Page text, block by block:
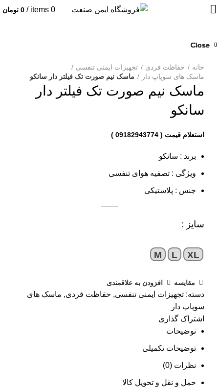
0
items
/
0 تومان
خانه حفاظت فردی
تجهیزات ایمنی تنفسی
ماسک های سوپاپ دار
ماسک نیم صورت تک فیلتر دار سانکو
ماسک نیم صورت تک فیلتر دار
سانکو
برند : سانکو
ویژگی : تصفیه هوای تنفسی
جنس : پلاستیکی
سایز :
M L XL
مقایسه افزودن به علاقمندی
دسته: تجهیزات ایمنی تنفسی, حفاظت فردی, ماسک های
سوپاپ دار
اشتراک گذاری
توضیحات
توضیحات تکمیلی
نظرات (0)
حمل و نقل و تحویل کالا
Close
Close
Close
Close
Close
Close
Close
Close